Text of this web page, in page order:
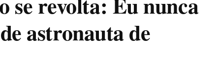
astronauta de